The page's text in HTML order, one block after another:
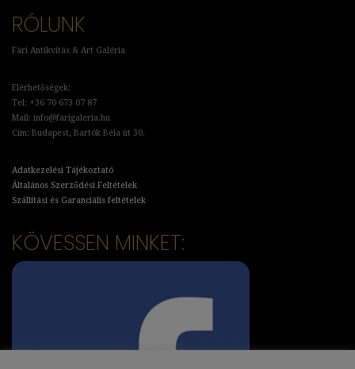
RÓLUNK
Fári Antikvitás & Art Galéria
Elérhetőségek:
Tel: +36 70 673 07 87
Mail: info@farigaleria.hu
Cím: Budapest, Bartók Béla út 30.
Adatkezelési Tájékoztató
Általános Szerződési Feltételek
Szállítási és Garanciális feltételek
KÖVESSEN MINKET: